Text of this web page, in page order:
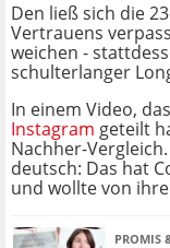
Den ließ sich die
Vertrauens
weichen -
schulterlanger
In einem Video,
Instagram geteilt
Nachher-
deutsch: Das hat
und wollte von
PROMIS